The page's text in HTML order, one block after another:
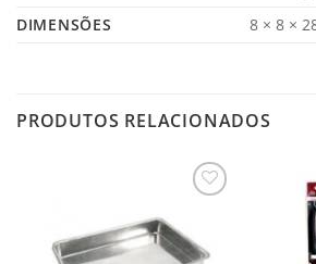
DIMENSÕES
8 × 8 ×
PRODUTOS RELACIONADOS
Lista